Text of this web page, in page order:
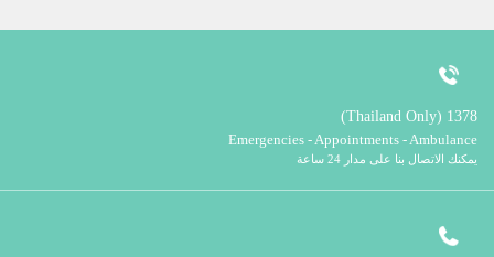
1378 (Thailand Only)
Emergencies - Appointments - Ambulance
يمكنك الاتصال بنا على مدار 24 ساعة